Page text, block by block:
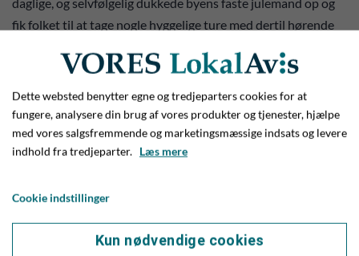
fik folket til at tage nogle hyggelige ture med dertil hørende
legeafdeling.
Dette websted benytter egne og tredjeparters cookies for at
fungere, analysere din brug af vores produkter og tjenester, hjælpe
med vores salgsfremmende og marketingsmæssige indsats og levere
indhold fra tredjeparter. Læs mere
Cookie indstillinger
Kun nødvendige cookies